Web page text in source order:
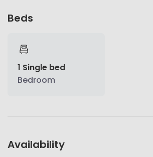
Beds
1 Single bed
Bedroom
Availability